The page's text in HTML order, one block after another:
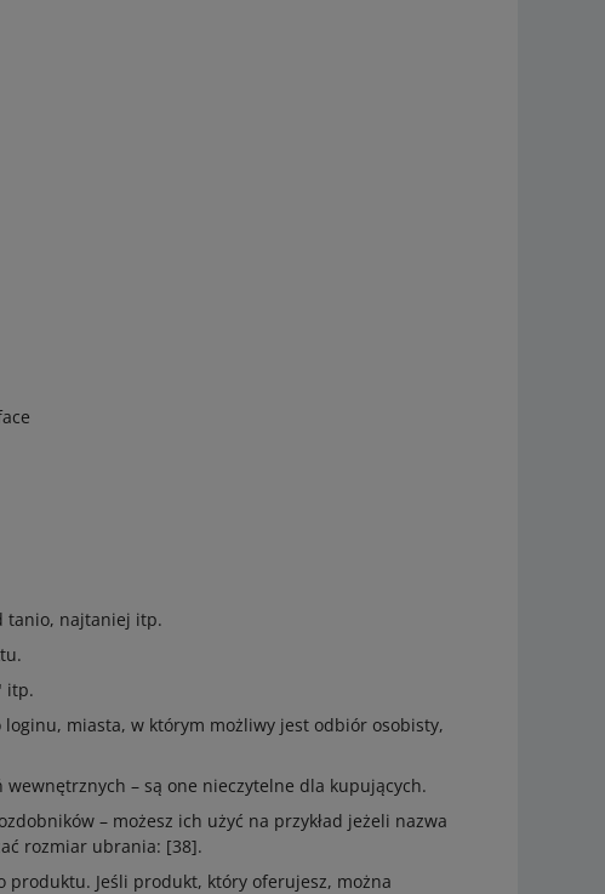
tanio, najtaniej itp.
itp.
miasta, w którym możliwy jest odbiór osobisty,
– są one nieczytelne dla kupujących.
– możesz ich użyć na przykład jeżeli nazwa
rozmiar ubrania: [38].
produktu. Jeśli produkt, który oferujesz, można